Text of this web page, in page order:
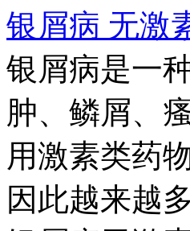
银屑病 无激
银屑病是一
肿、鳞屑、
用激素类药
因此越来越